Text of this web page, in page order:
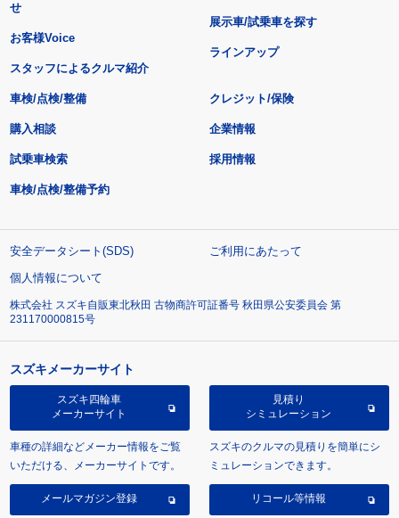
せ
お客様Voice
スタッフによるクルマ紹介
展示車/試乗車を探す
ラインアップ
車検/点検/整備 クレジット/保険
購入相談
試乗車検索
車検/点検/整備予約
企業情報
採用情報
安全データシート(SDS)
ご利用にあたって
個人情報について
株式会社 スズキ自販東北秋田 古物商許可証番号 秋田県公安委員会 第
231170000815号
スズキメーカーサイト
スズキ四輪車
メーカーサイト
車種の詳細などメーカー情報をご覧
いただける、メーカーサイトです。
見積り
シミュレーション
スズキのクルマの見積りを簡単にシ
ミュレーションできます。
メールマガジン登録 リコール等情報